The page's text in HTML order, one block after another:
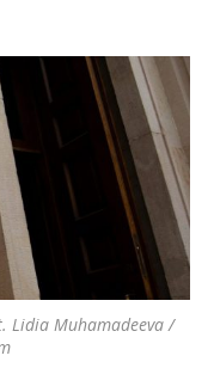
Lidia Muhamadeeva /